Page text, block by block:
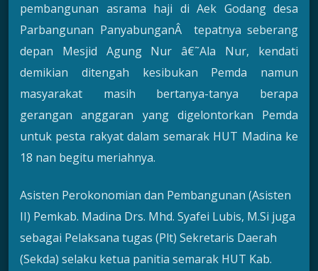
pembangunan asrama haji di Aek Godang desa
Parbangunan PanyabunganÂ tepatnya seberang
depan Mesjid Agung Nur â€˜Ala Nur, kendati
demikian ditengah kesibukan Pemda namun
masyarakat masih bertanya-tanya berapa
gerangan anggaran yang digelontorkan Pemda
untuk pesta rakyat dalam semarak HUT Madina ke
18 nan begitu meriahnya.
Asisten Perokonomian dan Pembangunan (Asisten
II) Pemkab. Madina Drs. Mhd. Syafei Lubis, M.Si juga
sebagai Pelaksana tugas (Plt) Sekretaris Daerah
(Sekda) selaku ketua panitia semarak HUT Kab.